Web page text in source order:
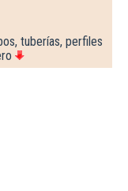
tuberías, perfiles